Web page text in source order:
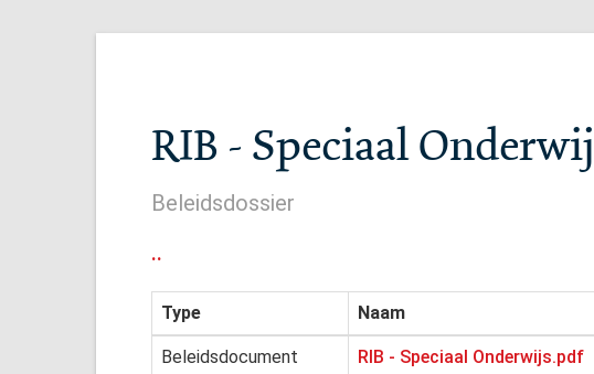
RIB - Speciaal
Beleidsdossier
..
Type Naam
Beleidsdocument RIB - Speciaal Onderwijs.pdf